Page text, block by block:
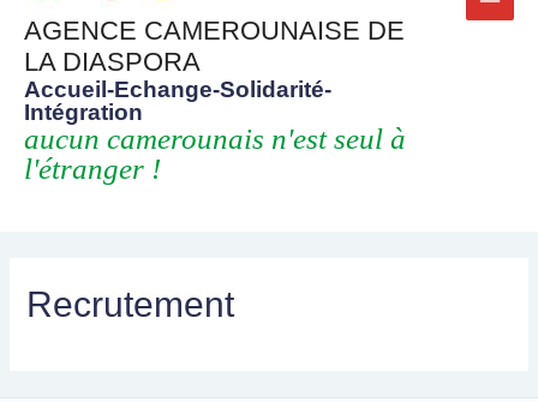
AGENCE CAMEROUNAISE DE
LA DIASPORA
Accueil-Echange-Solidarité-
Intégration
aucun camerounais n'est seul à
l'étranger !
Recrutement